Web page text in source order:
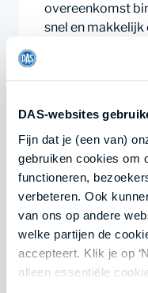
DAS-websites
Fijn dat je (een van)
gebruiken cookies om
functioneren,
verbeteren. Ook
van ons op andere
welke partijen de
accepteert. Klik je op
alleen essentiële
overeenkomst
snel en
gratis
Bezwaar
Brieven